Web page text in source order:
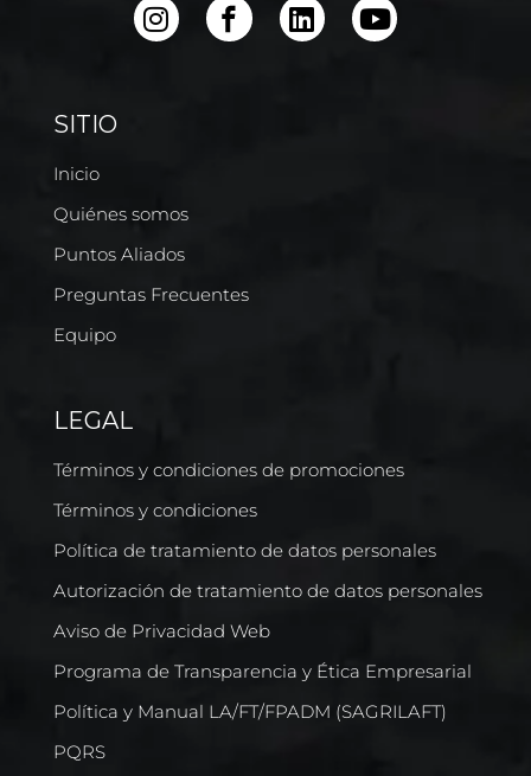
SITIO
Inicio
Quiénes somos
Puntos Aliados
Preguntas Frecuentes
Equipo
LEGAL
Términos y condiciones de promociones
Términos y condiciones
Política de tratamiento de datos personales
Autorización de tratamiento de datos personales
Aviso de Privacidad Web
Programa de Transparencia y Ética Empresarial
Política y Manual LA/FT/FPADM (SAGRILAFT)
PQRS